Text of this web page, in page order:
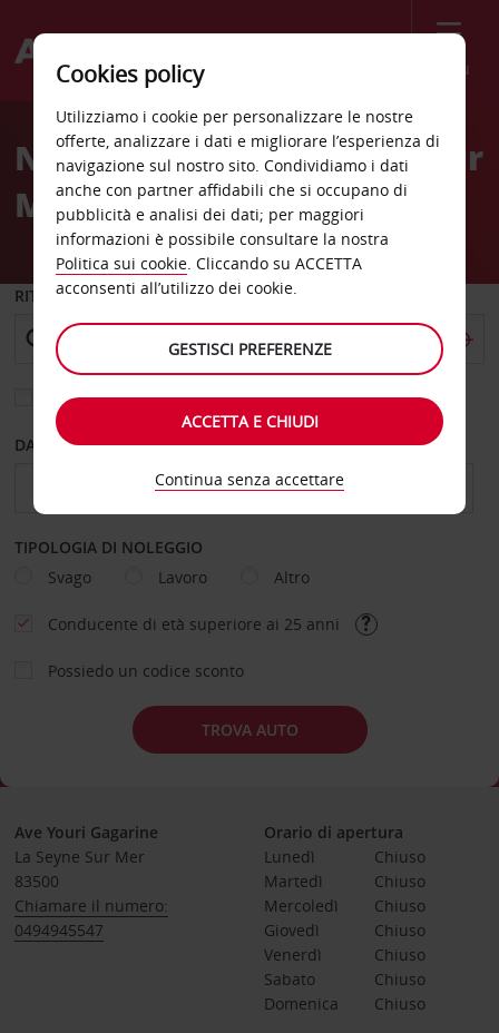
Menù
Welcome
AvisNoleggio auto La Seyne Sur
Mer
RITIRO DA
Scegli una località di riconsegna diversa
DAL GIORNO AL GIORNO
TIPOLOGIA DI NOLEGGIO
Svago
Lavoro Altro
Conducente di età superiore ai 25 anni
Possiedo un codice sconto
TROVA AUTO
Ave Youri Gagarine
La Seyne Sur Mer
83500
Chiamare il numero:
0494945547
Orario di apertura
Lunedì
Chiuso
Martedì
Chiuso
Mercoledì
Chiuso
Giovedì
Chiuso
Venerdì
Chiuso
Sabato
Chiuso
Domenica
Chiuso
Cookies policy
Utilizziamo i cookie per personalizzare le nostre
offerte, analizzare i dati e migliorare l’esperienza di
navigazione sul nostro sito. Condividiamo i dati
anche con partner affidabili che si occupano di
pubblicità e analisi dei dati; per maggiori
informazioni è possibile consultare la nostra
Politica sui cookie. Cliccando su ACCETTA
acconsenti all’utilizzo dei cookie.
GESTISCI PREFERENZE
ACCETTA E CHIUDI
Continua senza accettare